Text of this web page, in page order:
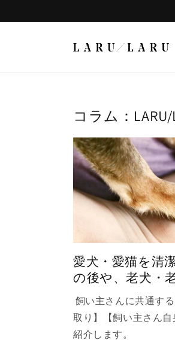
進む
コラム：
愛犬・愛猫を清
の後や、老犬・
飼い主さんに共通す
取り】【飼い主さん
紹介します。